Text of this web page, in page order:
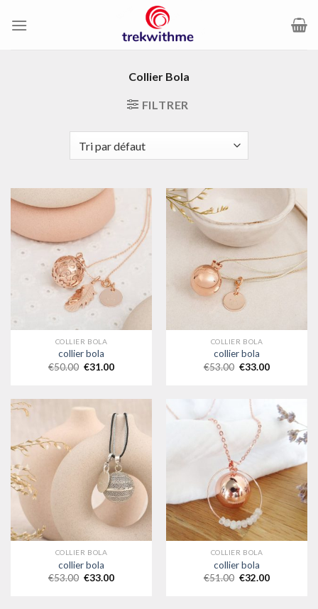
Collier Bola
FILTRER
COLLIER BOLA
collier bola
€50.00 €31.00
COLLIER BOLA
collier bola
€53.00 €33.00
COLLIER BOLA
collier bola
€53.00 €33.00
COLLIER BOLA
collier bola
€51.00 €32.00